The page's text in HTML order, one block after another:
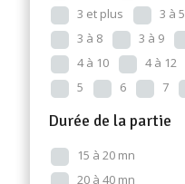
3 et plus
3 à 5
3 à 8
3 à 9
4 à 10
4 à 12
5
6 7
Durée de la partie
15 à 20 mn
20 à 40 mn